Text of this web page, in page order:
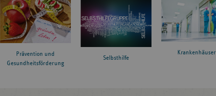
Prävention und
Gesundheitsförderung
Selbsthilfe
Krankenhäuser